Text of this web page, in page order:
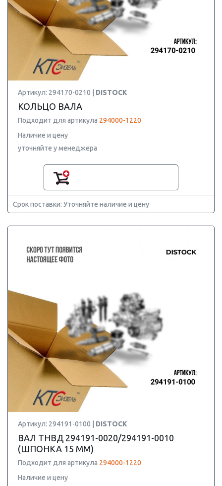
Артикул: 294170-0210 | DISTOCK
КОЛЬЦО ВАЛА
Подходит для артикула 294000-1220
Наличие и цену
уточняйте у менеджера
Срок поставки: Уточняйте наличие и цену
Артикул: 294191-0100 | DISTOCK
ВАЛ ТНВД 294191-0020/294191-0010
(ШПОНКА 15 ММ)
Подходит для артикула 294000-1220
Наличие и цену